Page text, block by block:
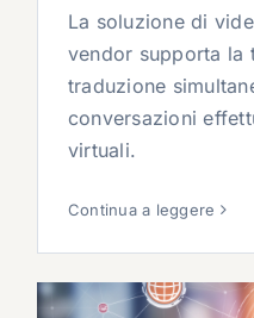
La soluzione di
vendor supporta la
traduzione
conversazioni
virtuali.
Continua a leggere